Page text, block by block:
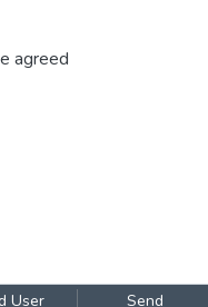
agreed
User Send